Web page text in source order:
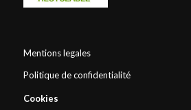
Mentions legales
Politique de confidentialité
Cookies